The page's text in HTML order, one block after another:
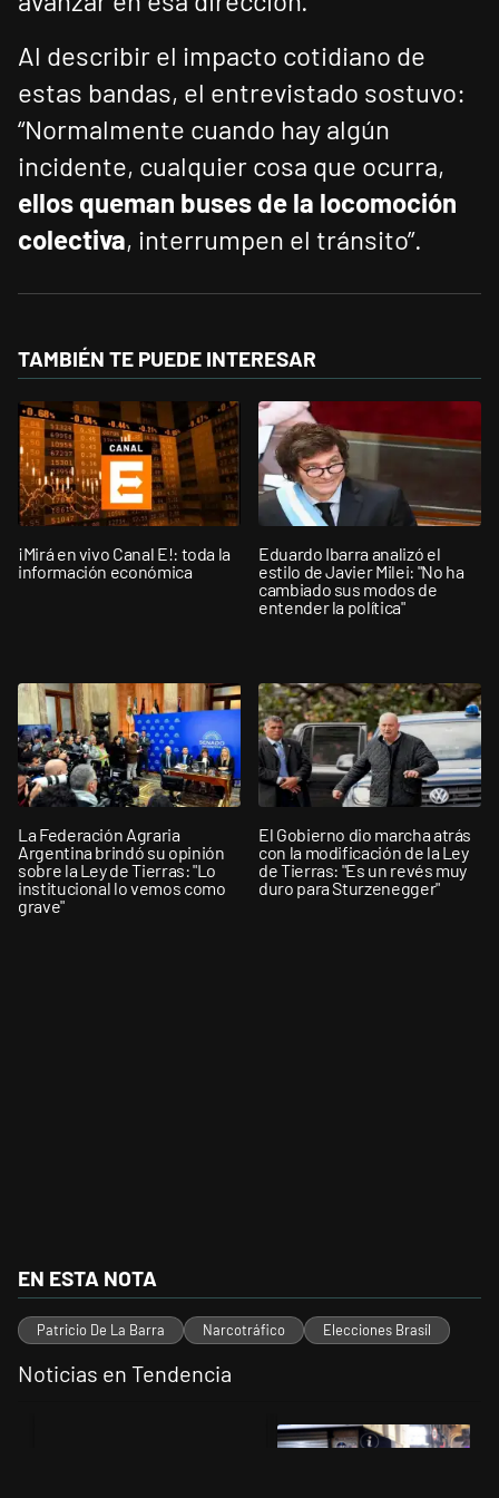
Al describir el impacto cotidiano de
estas bandas, el entrevistado sostuvo:
“Normalmente cuando hay algún
incidente, cualquier cosa que ocurra,
ellos queman buses de la locomoción
colectiva, interrumpen el tránsito”.
TAMBIÉN TE PUEDE INTERESAR
¡Mirá en vivo Canal E!: toda la
información económica
Eduardo Ibarra analizó el
estilo de Javier Milei: "No ha
cambiado sus modos de
entender la política"
La Federación Agraria
Argentina brindó su opinión
sobre la Ley de Tierras: "Lo
institucional lo vemos como
grave"
El Gobierno dio marcha atrás
con la modificación de la Ley
de Tierras: "Es un revés muy
duro para Sturzenegger"
EN ESTA NOTA
Patricio De La Barra Narcotráfico Elecciones Brasil
Noticias en Tendencia
Un artículo de tendencia con el título "" con 114 comentarios.
Un artículo de tendencia con el